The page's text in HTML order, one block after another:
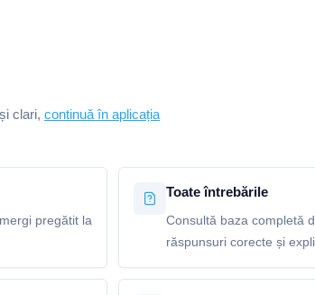
clari, continuă în aplicația
pregătit la
Toate întrebările
Consultă baza completă
răspunsuri corecte și